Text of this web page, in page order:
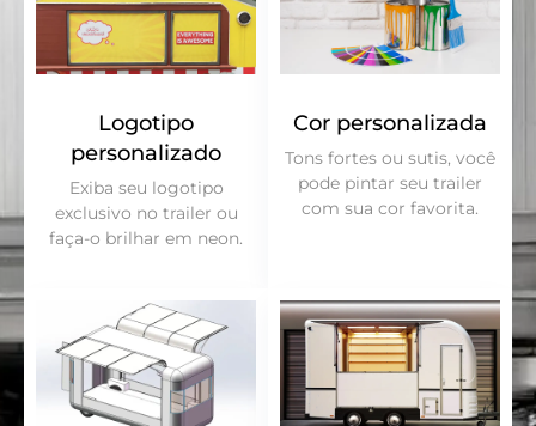
Logotipo
personalizado
Exiba seu logotipo
exclusivo no trailer ou
faça-o brilhar em neon.
Cor personalizada
Tons fortes ou sutis, você
pode pintar seu trailer
com sua cor favorita.